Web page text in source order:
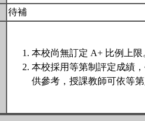
待補
本校尚無訂定 A+ 比例上限
本校採用等第制評定成績
供參考，授課教師可依等